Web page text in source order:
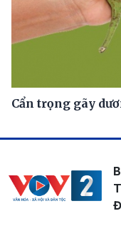
Cẩn trọng gãy